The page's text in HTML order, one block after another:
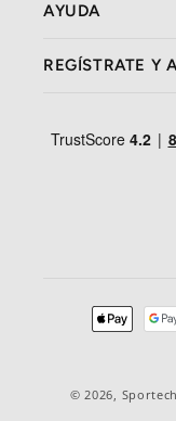
AYUDA
REGÍSTRATE Y
Métodos
de
© 2026,